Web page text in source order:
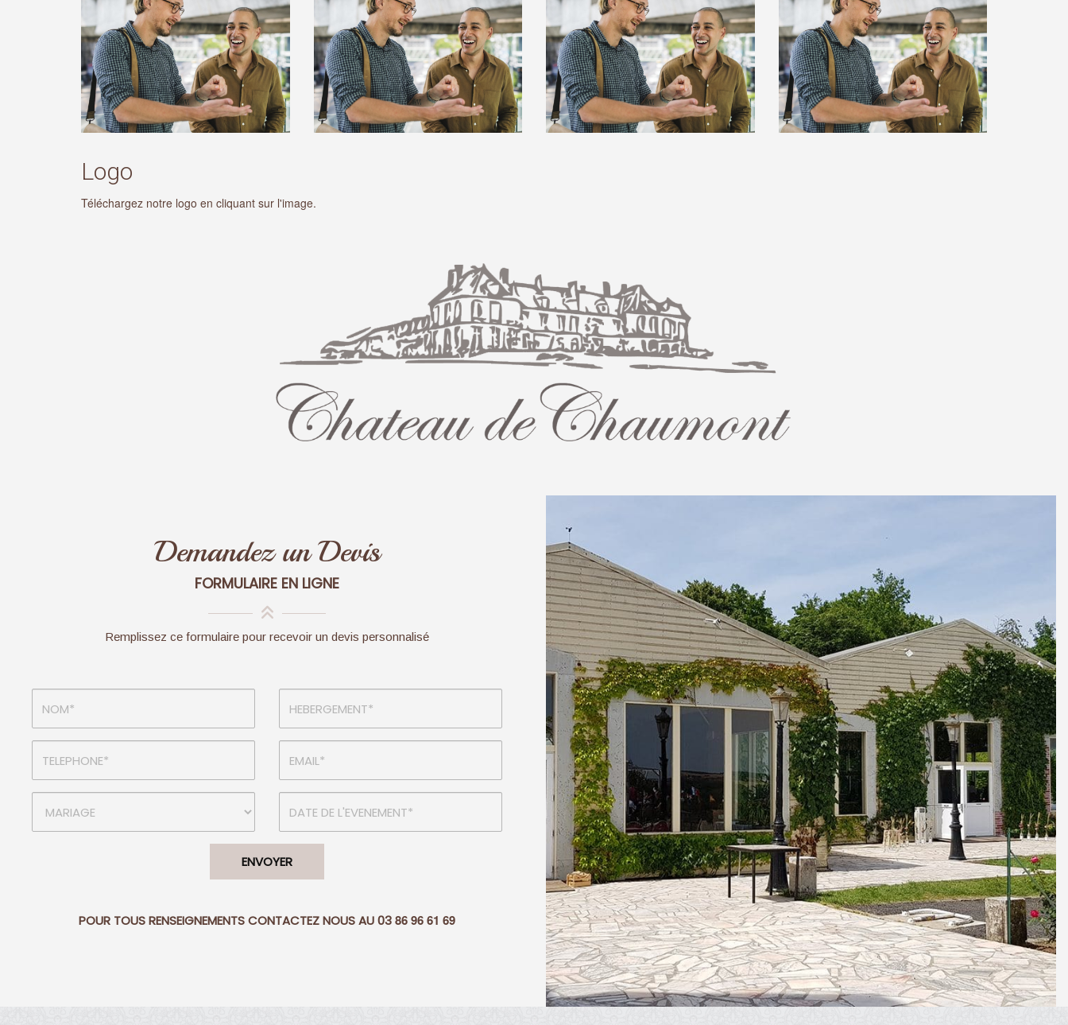
Logo
Téléchargez notre logo en cliquant sur l'image.
Demandez un Devis
FORMULAIRE EN LIGNE
Remplissez ce formulaire pour recevoir un devis personnalisé
ENVOYER
POUR TOUS RENSEIGNEMENTS CONTACTEZ NOUS AU0386 96 61 69